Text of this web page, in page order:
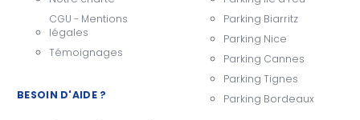
CGU - Mentions
légales
Témoignages
BESOIN D'AIDE ?
Parking Biarritz
Parking Nice
Parking Cannes
Parking Tignes
Parking Bordeaux